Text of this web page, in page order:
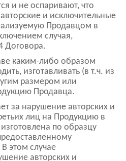
и не оспаривают, что
и исключительные
Продавцом в
случая,
Договора.
каким-либо образом
изготавливать (в т.ч. из
размером или
Продавца.
за нарушение авторских и
лиц на Продукцию в
по образцу
этом случае
авторских и